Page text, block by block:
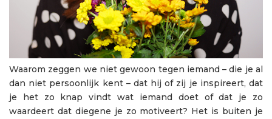
Waarom zeggen we niet gewoon tegen iemand – die je al
dan niet persoonlijk kent – dat hij of zij je inspireert, dat
je het zo knap vindt wat iemand doet of dat je zo
waardeert dat diegene je zo motiveert? Het is buiten je